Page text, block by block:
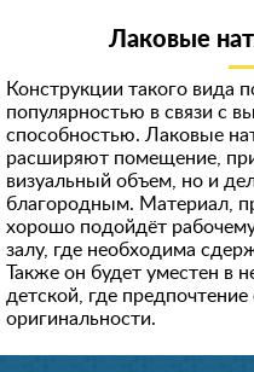
Лаковые
Конструкции такого вида
популярностью в связи с
способностью. Лаковые
расширяют помещение,
визуальный объем, но и
благородным. Материал,
хорошо подойдёт
залу, где необходима
Также он будет уместен в
детской, где
оригинальности.